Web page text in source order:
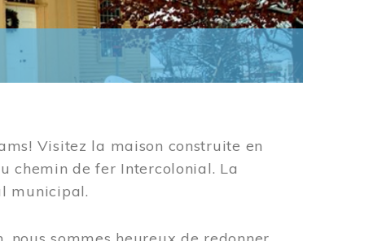
Visitez la maison construite en
chemin de fer Intercolonial. La
municipal.